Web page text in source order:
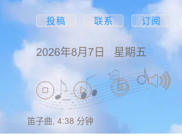
投稿 联系 订阅
2026年8月7日 星期五
笛子曲, 4:38 分钟